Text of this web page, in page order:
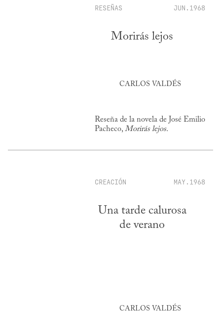
RESEÑAS JUN.1968
Morirás lejos
CARLOS VALDÉS
Reseña de la novela de José Emilio
Pacheco, Morirás lejos.
CREACIÓN MAY.1968
Una tarde calurosa
de verano
CARLOS VALDÉS